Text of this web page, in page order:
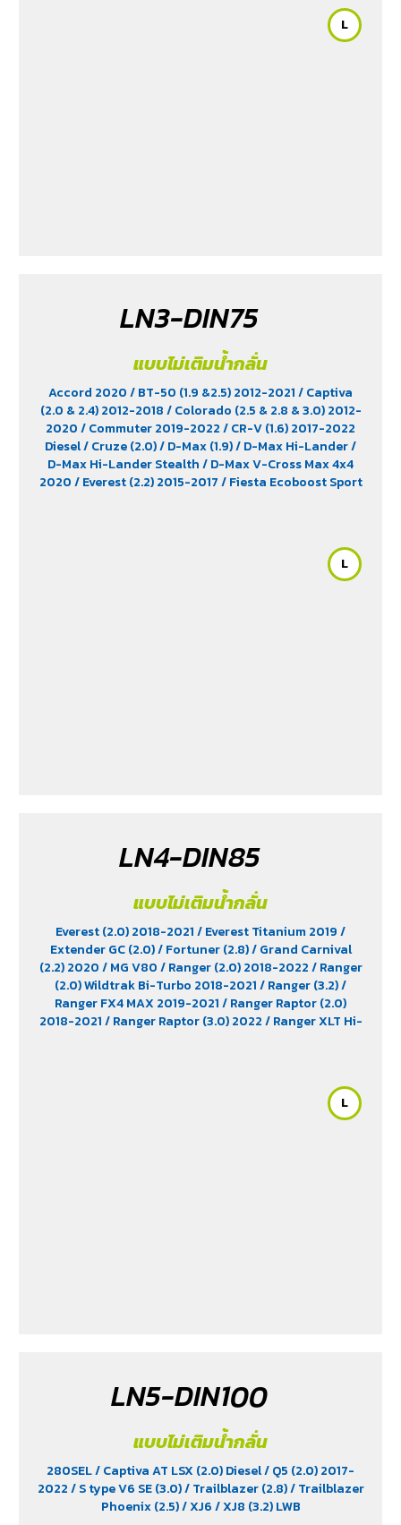
L
LN3-DIN75
แบบไม่เติมน้ำกลั่น
Accord 2020/ BT-50 (1.9 &2.5) 2012-2021/ Captiva
(2.0 & 2.4) 2012-2018/ Colorado (2.5 & 2.8 & 3.0) 2012-
2020/ Commuter 2019-2022/ CR-V (1.6) 2017-2022
Diesel/ Cruze (2.0)/ D-Max (1.9)/ D-Max Hi-Lander/
D-Max Hi-Lander Stealth/ D-Max V-Cross Max 4x4
2020/ Everest (2.2) 2015-2017/ Fiesta Ecoboost Sport
/ Navara Pro-2X 2021/
/ Revo (2.4)/
L
LN4-DIN85
แบบไม่เติมน้ำกลั่น
Everest (2.0) 2018-2021/ Everest Titanium 2019/
Extender GC (2.0)/ Fortuner (2.8)/ Grand Carnival
(2.2) 2020/ MG V80/ Ranger (2.0) 2018-2022/ Ranger
(2.0) Wildtrak Bi-Turbo 2018-2021/ Ranger (3.2)/
Ranger FX4 MAX 2019-2021/ Ranger Raptor (2.0)
2018-2021/ Ranger Raptor (3.0) 2022/ Ranger XLT Hi-
L
LN5-DIN100
แบบไม่เติมน้ำกลั่น
280SEL/ Captiva AT LSX (2.0) Diesel/ Q5 (2.0) 2017-
2022/ S type V6 SE (3.0)/ Trailblazer (2.8)/ Trailblazer
Phoenix (2.5)/ XJ6/ XJ8 (3.2) LWB